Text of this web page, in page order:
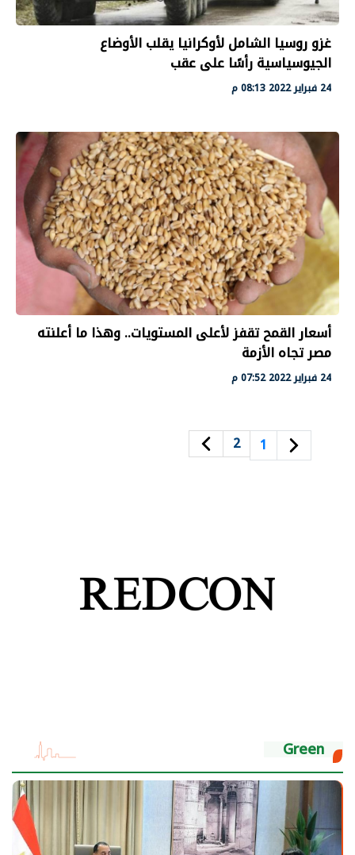
غزو روسيا الشامل لأوكرانيا يقلب الأوضاع
الجيوسياسية رأسًا على عقب
24 فبراير 2022 08:13 م
أسعار القمح تقفز لأعلى المستويات.. وهذا ما أعلنته
مصر تجاه الأزمة
24 فبراير 2022 07:52 م
1
2
Green